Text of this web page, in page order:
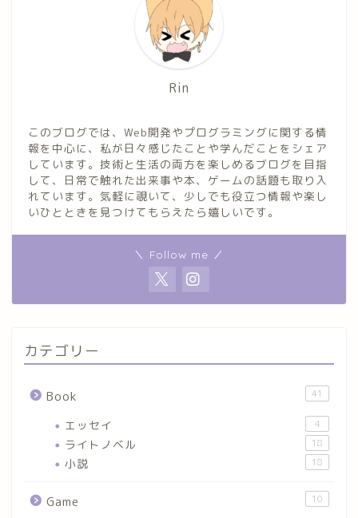
Rin
このブログでは、Web開発やプログラミングに関する情
報を中心に、私が日々感じたことや学んだことをシェア
しています。技術と生活の両方を楽しめるブログを目指
して、日常で触れた出来事や本、ゲームの話題も取り入
れています。気軽に覗いて、少しでも役立つ情報や楽し
いひとときを見つけてもらえたら嬉しいです。
＼ Follow me ／
カテゴリー
Book 41
エッセイ 4
ライトノベル 18
小説 18
Game 10